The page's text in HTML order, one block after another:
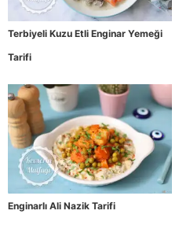
Terbiyeli Kuzu Etli Enginar Yemeği
Tarifi
Enginarlı Ali Nazik Tarifi